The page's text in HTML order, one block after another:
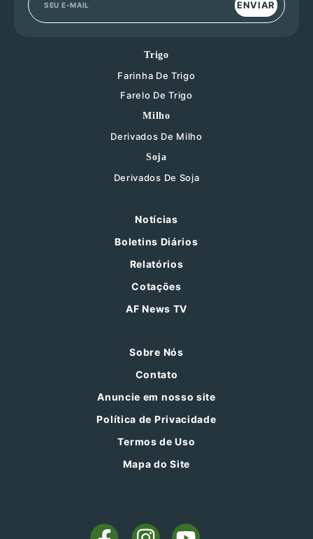
ENVIAR
Trigo
Farinha De Trigo
Farelo De Trigo
Milho
Derivados De Milho
Soja
Derivados De Soja
Notícias
Boletins Diários
Relatórios
Cotações
AF News TV
Sobre Nós
Contato
Anuncie em nosso site
Política de Privacidade
Termos de Uso
Mapa do Site